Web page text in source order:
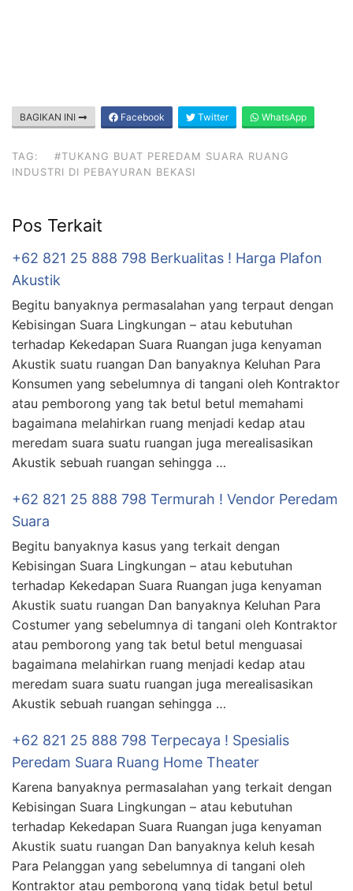
BAGIKAN INI Facebook Twitter WhatsApp
TAG:
#TUKANG BUAT PEREDAM SUARA RUANG
INDUSTRI DI PEBAYURAN BEKASI
Pos Terkait
+62 821 25 888 798 Berkualitas ! Harga Plafon
Akustik
Begitu banyaknya permasalahan yang terpaut dengan
Kebisingan Suara Lingkungan – atau kebutuhan
terhadap Kekedapan Suara Ruangan juga kenyaman
Akustik suatu ruangan Dan banyaknya Keluhan Para
Konsumen yang sebelumnya di tangani oleh Kontraktor
atau pemborong yang tak betul betul memahami
bagaimana melahirkan ruang menjadi kedap atau
meredam suara suatu ruangan juga merealisasikan
Akustik sebuah ruangan sehingga …
+62 821 25 888 798 Termurah ! Vendor Peredam
Suara
Begitu banyaknya kasus yang terkait dengan
Kebisingan Suara Lingkungan – atau kebutuhan
terhadap Kekedapan Suara Ruangan juga kenyaman
Akustik suatu ruangan Dan banyaknya Keluhan Para
Costumer yang sebelumnya di tangani oleh Kontraktor
atau pemborong yang tak betul betul menguasai
bagaimana melahirkan ruang menjadi kedap atau
meredam suara suatu ruangan juga merealisasikan
Akustik sebuah ruangan sehingga …
+62 821 25 888 798 Terpecaya ! Spesialis
Peredam Suara Ruang Home Theater
Karena banyaknya permasalahan yang terkait dengan
Kebisingan Suara Lingkungan – atau kebutuhan
terhadap Kekedapan Suara Ruangan juga kenyaman
Akustik suatu ruangan Dan banyaknya keluh kesah
Para Pelanggan yang sebelumnya di tangani oleh
Kontraktor atau pemborong yang tidak betul betul